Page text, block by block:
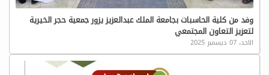
وفد من كلية الحاسبات بجامعة الملك عبدالعزيز يزور جمعية حجر الخيرية
لتعزيز التعاون المجتمعي
الاحد، 07 ديسمبر 2025